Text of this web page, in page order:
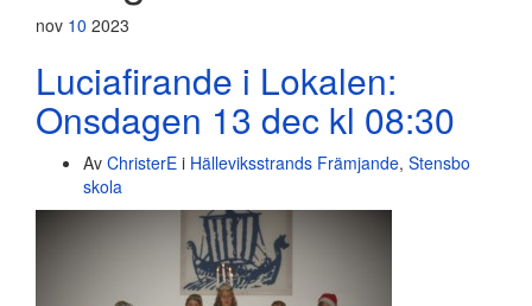
nov 10 2023
Luciafirande i Lokalen:
Onsdagen 13 dec kl 08:30
Av ChristerE i Hälleviksstrands Främjande, Stensbo
skola